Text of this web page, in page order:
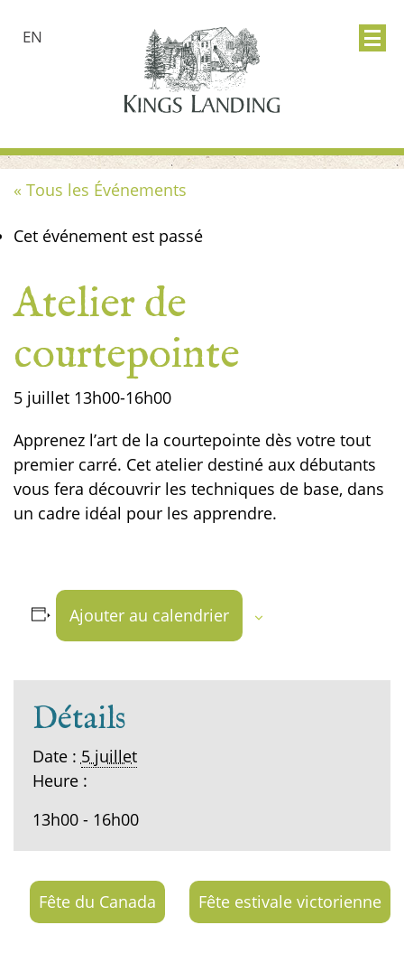
EN
« Tous les Événements
Cet événement est passé
Atelier de
courtepointe
5 juillet 13h00-16h00
Apprenez l’art de la courtepointe dès votre tout
premier carré. Cet atelier destiné aux débutants
vous fera découvrir les techniques de base, dans
un cadre idéal pour les apprendre.
Ajouter au calendrier
Détails
Date : 5 juillet
Heure :
13h00 - 16h00
Fête du Canada Fête estivale victorienne